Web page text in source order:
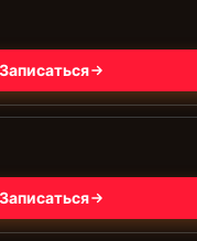
Записаться
Записаться